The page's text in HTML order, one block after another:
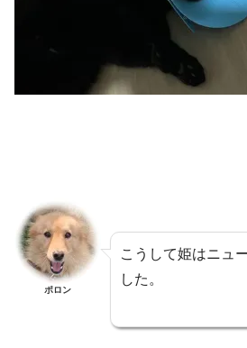
ポロン
こうして姫はニュ
した。